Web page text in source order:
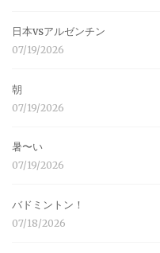
日本vsアルゼンチン
07/19/2026
朝
07/19/2026
暑〜い
07/19/2026
バドミントン！
07/18/2026